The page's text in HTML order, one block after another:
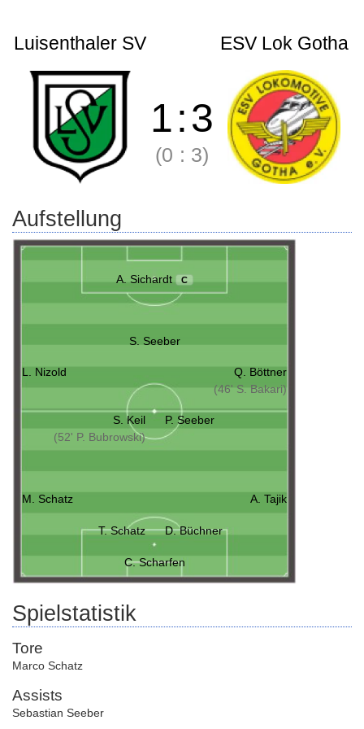
Luisenthaler SV ESV Lok Gotha
1:3
(0 : 3)
Aufstellung
A. Sichardt C
S. Seeber
L. Nizold
Q. Böttner
(46' S. Bakari)
S. Keil
(52' P. Bubrowski)
P. Seeber
M. Schatz A. Tajik
T. Schatz D. Büchner
C. Scharfen
Spielstatistik
Tore
Marco Schatz
Assists
Sebastian Seeber